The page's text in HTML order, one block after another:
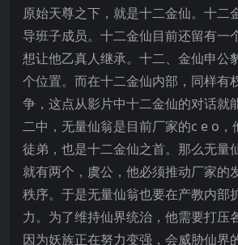
原始天尊之下，就是十二金仙。十二
导班子成员。十二金仙目前还留有一
想让他乙真人继承。十二、金仙申公
个位置。而在十二金仙内部，同样有
争，这点从影片中十二金仙的对话就
二中，无量仙翁是目前厂家的c e o，
徒弟，也是十二金仙之首。那么无量
就有两个，虞公，他必须推动厂家的
秩序。于是无量仙翁也要在产教内部
力。为了维持仙界统治，他需要打压
因为妖族正在努力变强，会威胁仙界